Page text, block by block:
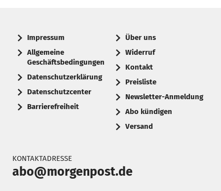
Impressum
Allgemeine
Geschäftsbedingungen
Datenschutzerklärung
Datenschutzcenter
Barrierefreiheit
Über uns
Widerruf
Kontakt
Preisliste
Newsletter-Anmeldung
Abo kündigen
Versand
KONTAKTADRESSE
abo@morgenpost.de